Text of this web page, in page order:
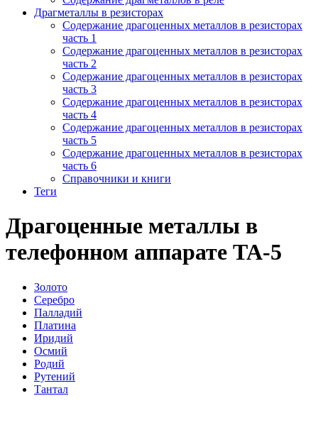
Драгметаллы в резисторах
Содержание драгоценных металлов в резисторах
часть 1
Содержание драгоценных металлов в резисторах
часть 2
Содержание драгоценных металлов в резисторах
часть 3
Содержание драгоценных металлов в резисторах
часть 4
Содержание драгоценных металлов в резисторах
часть 5
Содержание драгоценных металлов в резисторах
часть 6
Справочники и книги
Теги
Драгоценные металлы в
телефонном аппарате ТА-5
Золото
Серебро
Палладий
Платина
Иридий
Осмий
Родий
Рутений
Тантал